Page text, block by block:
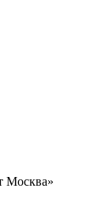
Москва»